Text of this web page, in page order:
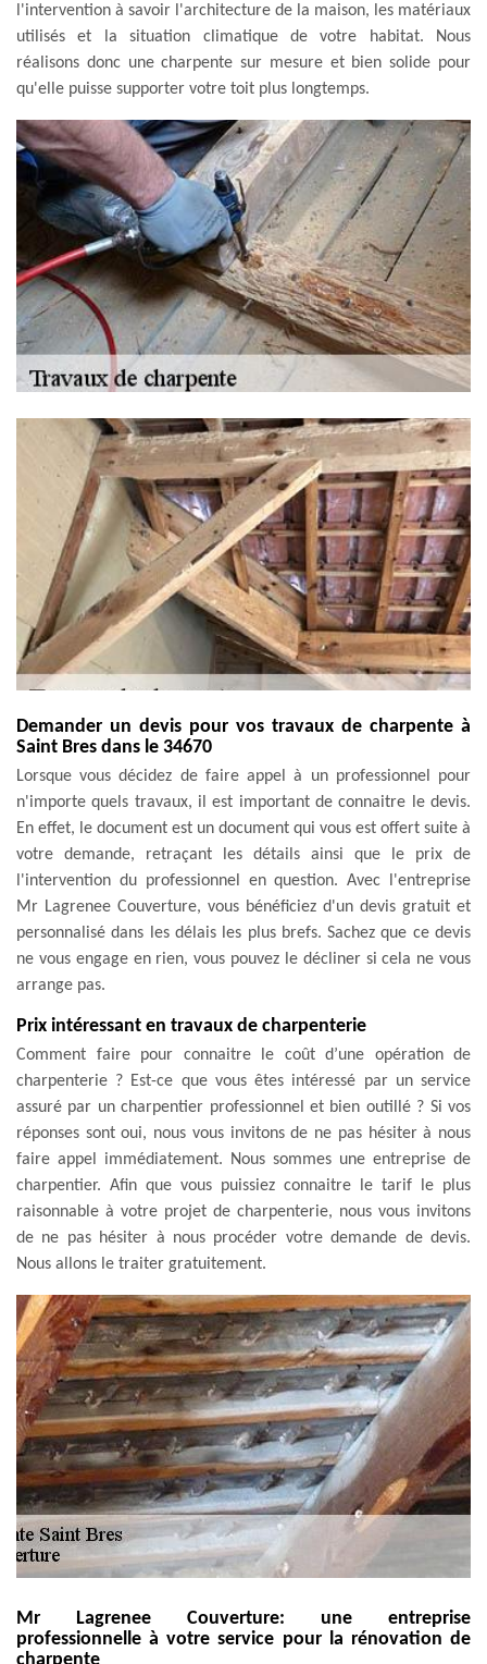
l'intervention à savoir l'architecture de la maison, les matériaux
utilisés et la situation climatique de votre habitat. Nous
réalisons donc une charpente sur mesure et bien solide pour
qu'elle puisse supporter votre toit plus longtemps.
Demander un devis pour vos travaux de charpente à
Saint Bres dans le 34670
Lorsque vous décidez de faire appel à un professionnel pour
n'importe quels travaux, il est important de connaitre le devis.
En effet, le document est un document qui vous est offert suite à
votre demande, retraçant les détails ainsi que le prix de
l'intervention du professionnel en question. Avec l'entreprise
Mr Lagrenee Couverture, vous bénéficiez d'un devis gratuit et
personnalisé dans les délais les plus brefs. Sachez que ce devis
ne vous engage en rien, vous pouvez le décliner si cela ne vous
arrange pas.
Prix intéressant en travaux de charpenterie
Comment faire pour connaitre le coût d’une opération de
charpenterie ? Est-ce que vous êtes intéressé par un service
assuré par un charpentier professionnel et bien outillé ? Si vos
réponses sont oui, nous vous invitons de ne pas hésiter à nous
faire appel immédiatement. Nous sommes une entreprise de
charpentier. Afin que vous puissiez connaitre le tarif le plus
raisonnable à votre projet de charpenterie, nous vous invitons
de ne pas hésiter à nous procéder votre demande de devis.
Nous allons le traiter gratuitement.
Mr Lagrenee Couverture: une entreprise
professionnelle à votre service pour la rénovation de
charpente